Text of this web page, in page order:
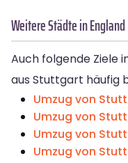
Weitere Städte in England
Auch folgende Ziele
aus Stuttgart häufig
Umzug von
Umzug von
Umzug von
Umzug von